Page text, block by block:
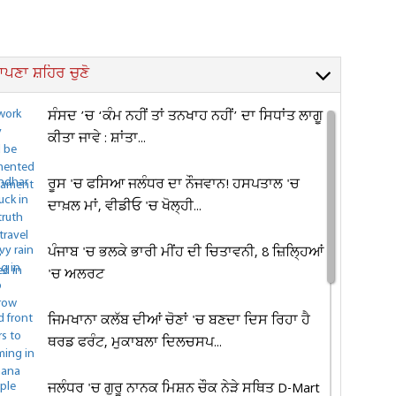
ਸ਼ਹਿਰ ਚੁਣੋ
ਸੰਸਦ ’ਚ ‘ਕੰਮ ਨਹੀਂ ਤਾਂ ਤਨਖਾਹ ਨਹੀਂ’ ਦਾ ਸਿਧਾਂਤ ਲਾਗੂ
ਕੀਤਾ ਜਾਵੇ : ਸ਼ਾਂਤਾ...
ਰੂਸ 'ਚ ਫਸਿਆ ਜਲੰਧਰ ਦਾ ਨੌਜਵਾਨ! ਹਸਪਤਾਲ 'ਚ
ਦਾਖ਼ਲ ਮਾਂ, ਵੀਡੀਓ 'ਚ ਖੋਲ੍ਹੀ...
ਪੰਜਾਬ 'ਚ ਭਲਕੇ ਭਾਰੀ ਮੀਂਹ ਦੀ ਚਿਤਾਵਨੀ, 8 ਜ਼ਿਲ੍ਹਿਆਂ
'ਚ ਅਲਰਟ
ਜਿਮਖਾਨਾ ਕਲੱਬ ਦੀਆਂ ਚੋਣਾਂ 'ਚ ਬਣਦਾ ਦਿਸ ਰਿਹਾ ਹੈ
ਥਰਡ ਫਰੰਟ, ਮੁਕਾਬਲਾ ਦਿਲਚਸਪ...
ਜਲੰਧਰ 'ਚ ਗੁਰੂ ਨਾਨਕ ਮਿਸ਼ਨ ਚੌਕ ਨੇੜੇ ਸਥਿਤ D-Mart